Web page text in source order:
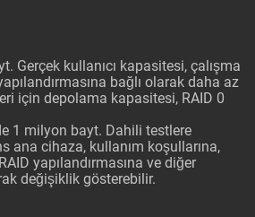
Gerçek kullanıcı kapasitesi, çalışma
bağlı olarak daha az
için depolama kapasitesi, RAID 0
1 milyon bayt. Dahili testlere
ana cihaza, kullanım koşullarına,
yapılandırmasına ve diğer
değişiklik gösterebilir.